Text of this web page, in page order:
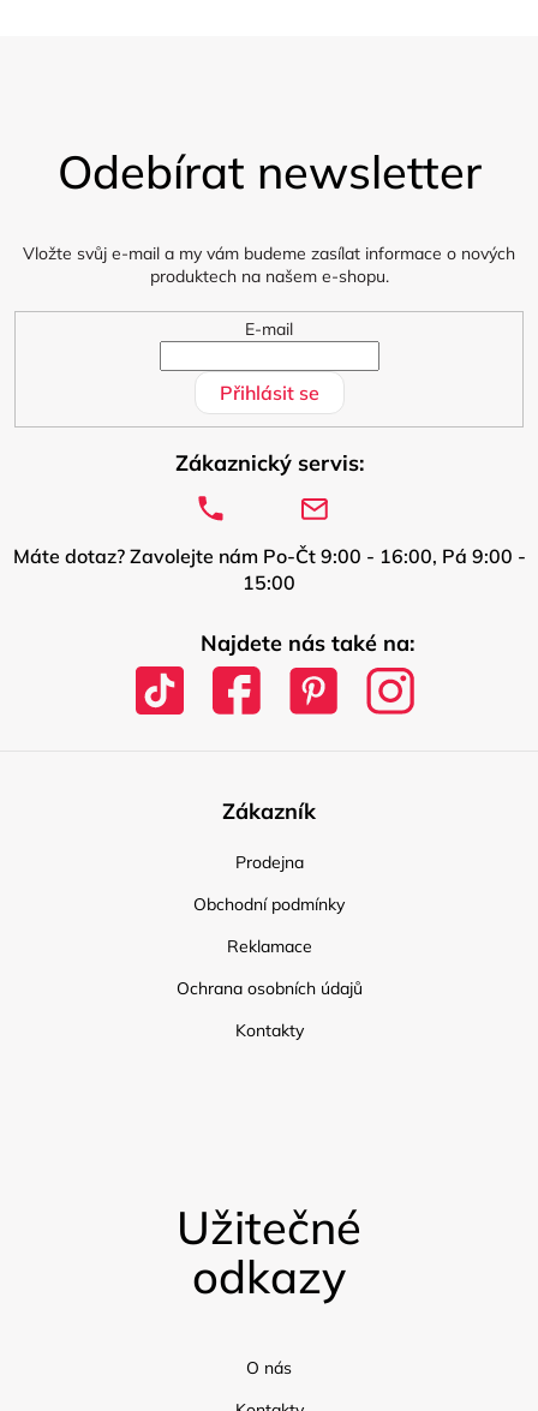
Odebírat newsletter
Vložte svůj e-mail a my vám budeme zasílat informace o nových
produktech na našem e-shopu.
E-mail
Přihlásit se
Zákaznický servis:
Máte dotaz? Zavolejte nám Po-Čt 9:00 - 16:00, Pá 9:00 -
15:00
Najdete nás také na:
Zákazník
Prodejna
Obchodní podmínky
Reklamace
Ochrana osobních údajů
Kontakty
Užitečné
odkazy
O nás